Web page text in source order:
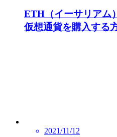
ETH（イーサリアム
仮想通貨を購入する
2021/11/12